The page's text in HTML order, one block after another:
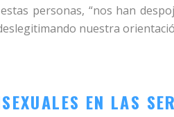
personas, “nos han
nuestra
EN LAS